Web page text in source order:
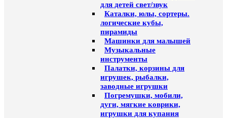
для детей свет/звук
Каталки, юлы, сортеры.
логические кубы,
пирамиды
Машинки для малышей
Музыкальные
инструменты
Палатки, корзины для
игрушек, рыбалки,
заводные игрушки
Погремушки, мобили,
дуги, мягкие коврики,
игрушки для купания